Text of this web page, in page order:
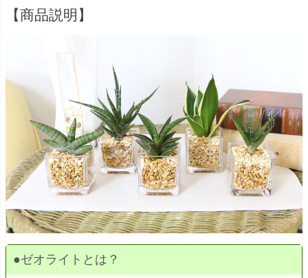
【商品説明】
●ゼオライトとは？